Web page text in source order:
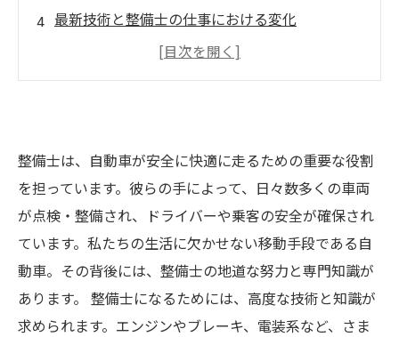
最新技術と整備士の仕事における変化
整備士のキャリアパス：成長の道筋とチャンス
整備士の魅力を伝える！職業のやりがいと未来
整備士は、自動車が安全に快適に走るための重要な役割
を担っています。彼らの手によって、日々数多くの車両
が点検・整備され、ドライバーや乗客の安全が確保され
ています。私たちの生活に欠かせない移動手段である自
動車。その背後には、整備士の地道な努力と専門知識が
あります。 整備士になるためには、高度な技術と知識が
求められます。エンジンやブレーキ、電装系など、さま